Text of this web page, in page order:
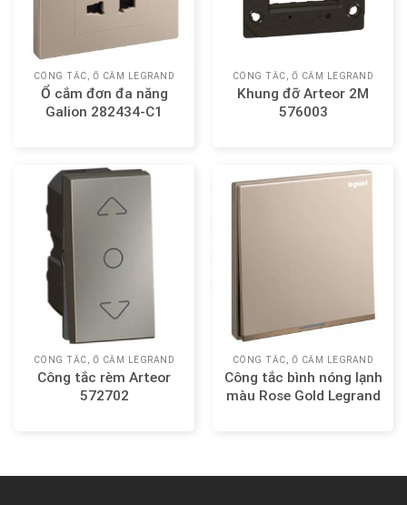
CÔNG TẮC, Ổ CẮM LEGRAND
Ổ cắm đơn đa năng
Galion 282434-C1
CÔNG TẮC, Ổ CẮM LEGRAND
Khung đỡ Arteor 2M
576003
CÔNG TẮC, Ổ CẮM LEGRAND
Công tắc rèm Arteor
572702
CÔNG TẮC, Ổ CẮM LEGRAND
Công tắc bình nóng lạnh
màu Rose Gold Legrand